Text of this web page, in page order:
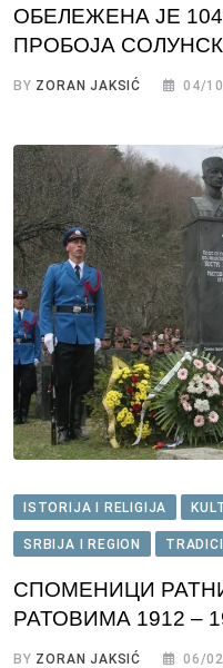
ОБЕЛЕЖЕНА ЈЕ
ПРОБОЈА
BY ZORAN JAKSIĆ 04/
ISTORIJA I RELIGIJA
SRBIJA I REGION
СПОМЕНИЦИ
РАТОВИМА 1912 –
BY ZORAN JAKSIĆ 06/